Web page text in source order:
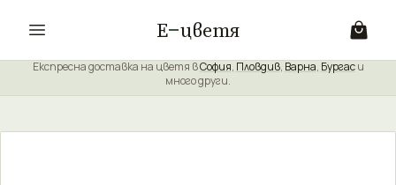
Е цветя
Експресна доставка на цветя вСофия, Пловдив, Варна, Бургаси
много други.